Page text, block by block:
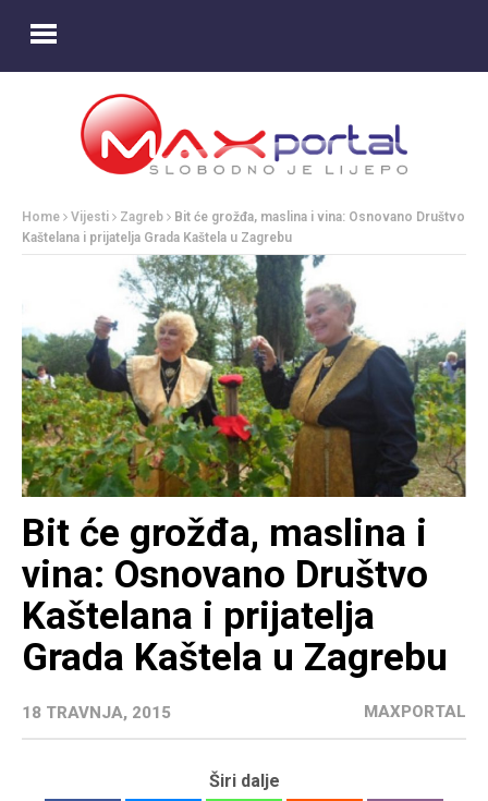
Home Vijesti Zagreb
Bit će grožđa, maslina i vina: Osnovano Društvo
Kaštelana i prijatelja Grada Kaštela u Zagrebu
Bit će grožđa, maslina i
vina: Osnovano Društvo
Kaštelana i prijatelja
Grada Kaštela u Zagrebu
18 TRAVNJA, 2015 MAXPORTAL
Širi dalje